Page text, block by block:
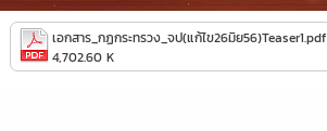
เอกสาร_กฏกระทรวง_จป(แก้ไข26มิย56)Teaser1.pdf
4,702.60 K